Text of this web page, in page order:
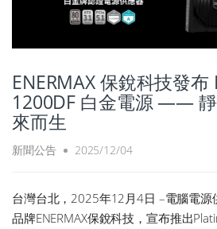
ENERMAX 保銳科技發
1200DF 白金電源 ——
來而生
新聞公告 2025/12/04
台灣台北，2025年12月4日 –電腦電源
品牌ENERMAX保銳科技，宣布推出